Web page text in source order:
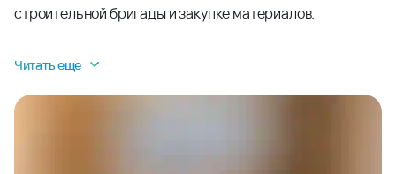
строительной бригады и закупке материалов.
Читать еще